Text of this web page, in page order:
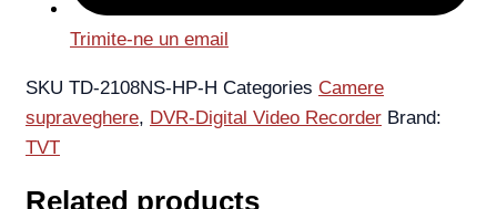
Trimite-ne un email
SKU TD-2108NS-HP-H Categories Camere
supraveghere, DVR-Digital Video Recorder Brand:
TVT
Related products